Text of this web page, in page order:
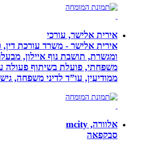
אירית אלישר, עורכי
אירית אלישר - משרד עורכת דין,
ומגשרת, תושבת נוף איילון,
משפחתי, פועלת בשיתוף פעולה עם
ממודיעין, עו”ד לדיני משפחה, גישור
אלוורה, mcity
סבקפאה